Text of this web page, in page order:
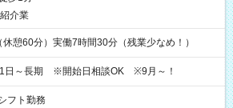
介業
憩60分）実働7時間30分（残業少なめ！）
日～長期 ※開始日相談OK ※9月～！
フト勤務